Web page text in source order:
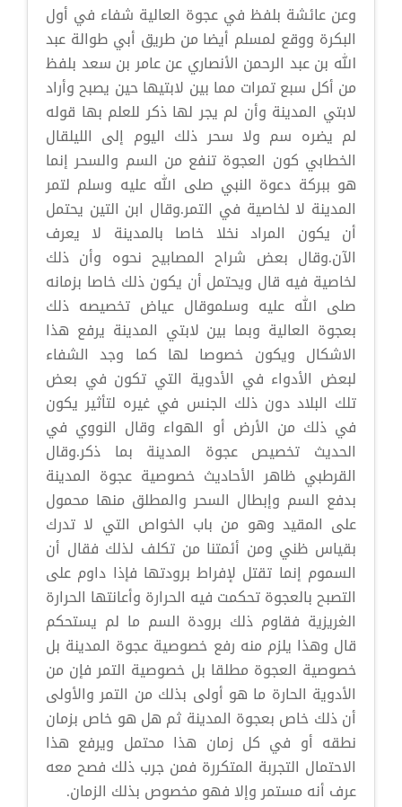
وعن عائشة بلفظ في عجوة العالية شفاء في أول
البكرة ووقع لمسلم أيضا من طريق أبي طوالة عبد
الله بن عبد الرحمن الأنصاري عن عامر بن سعد بلفظ
من أكل سبع تمرات مما بين لابتيها حين يصبح وأراد
لابتي المدينة وأن لم يجر لها ذكر للعلم بها قوله
لم يضره سم ولا سحر ذلك اليوم إلى الليلقال
الخطابي كون العجوة تنفع من السم والسحر إنما
هو ببركة دعوة النبي صلى الله عليه وسلم لتمر
المدينة لا لخاصية في التمر.وقال ابن التين يحتمل
أن يكون المراد نخلا خاصا بالمدينة لا يعرف
الآن.وقال بعض شراح المصابيح نحوه وأن ذلك
لخاصية فيه قال ويحتمل أن يكون ذلك خاصا بزمانه
صلى الله عليه وسلموقال عياض تخصيصه ذلك
بعجوة العالية وبما بين لابتي المدينة يرفع هذا
الاشكال ويكون خصوصا لها كما وجد الشفاء
لبعض الأدواء في الأدوية التي تكون في بعض
تلك البلاد دون ذلك الجنس في غيره لتأثير يكون
في ذلك من الأرض أو الهواء وقال النووي في
الحديث تخصيص عجوة المدينة بما ذكر.وقال
القرطبي ظاهر الأحاديث خصوصية عجوة المدينة
بدفع السم وإبطال السحر والمطلق منها محمول
على المقيد وهو من باب الخواص التي لا تدرك
بقياس ظني ومن أئمتنا من تكلف لذلك فقال أن
السموم إنما تقتل لإفراط برودتها فإذا داوم على
التصبح بالعجوة تحكمت فيه الحرارة وأعانتها الحرارة
الغريزية فقاوم ذلك برودة السم ما لم يستحكم
قال وهذا يلزم منه رفع خصوصية عجوة المدينة بل
خصوصية العجوة مطلقا بل خصوصية التمر فإن من
الأدوية الحارة ما هو أولى بذلك من التمر والأولى
أن ذلك خاص بعجوة المدينة ثم هل هو خاص بزمان
نطقه أو في كل زمان هذا محتمل ويرفع هذا
الاحتمال التجربة المتكررة فمن جرب ذلك فصح معه
عرف أنه مستمر وإلا فهو مخصوص بذلك الزمان.